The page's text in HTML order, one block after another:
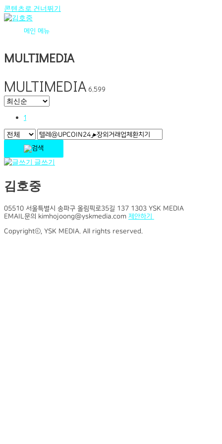
콘텐츠로 건너뛰기
메인 메뉴
MULTIMEDIA
MULTIMEDIA 6,599
1
글쓰기
김호중
05510 서울특별시 송파구 올림픽로35길 137 1303 YSK MEDIA
EMAIL문의 kimhojoong@yskmedia.com 제안하기
Copyrightⓒ, YSK MEDIA. All rights reserved.